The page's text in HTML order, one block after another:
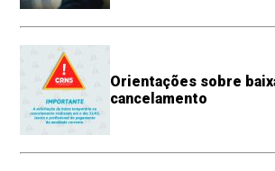
Orientações sobre
cancelamento